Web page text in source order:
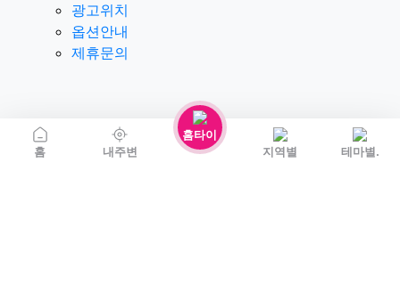
홈 내주변
홈타이
지역별
테마별.
광고위치
옵션안내
제휴문의